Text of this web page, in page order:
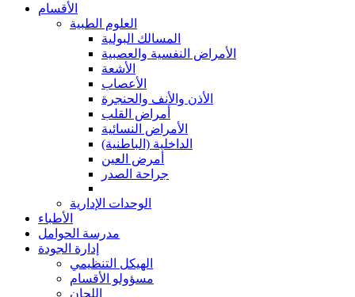
الأقسام
العلوم الطبية
المسالك البولية
الأمراض النفسية والعصبية
الأشعة
الأعصاب
الأذن والأنف والحنجرة
أمراض القلب
الأمراض النسائية
الداخلية (الباطنية)
أمرض العين
جراحة الصدر
الوحدات الإدارية
الأطباء
مدرسة الحوامل
إدارة الجودة
الهيكل التنظيمي
مسؤولو الأقسام
اللجان